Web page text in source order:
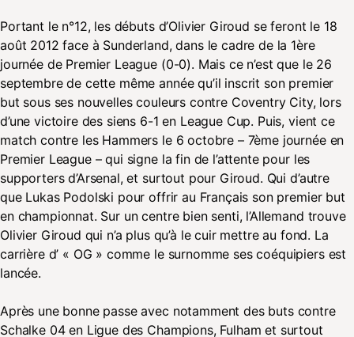
Portant le n°12, les débuts d’Olivier Giroud se feront le 18
août 2012 face à Sunderland, dans le cadre de la 1ère
journée de Premier League (0-0). Mais ce n’est que le 26
septembre de cette même année qu’il inscrit son premier
but sous ses nouvelles couleurs contre Coventry City, lors
d’une victoire des siens 6-1 en League Cup. Puis, vient ce
match contre les Hammers le 6 octobre – 7ème journée en
Premier League – qui signe la fin de l’attente pour les
supporters d’Arsenal, et surtout pour Giroud. Qui d’autre
que Lukas Podolski pour offrir au Français son premier but
en championnat. Sur un centre bien senti, l’Allemand trouve
Olivier Giroud qui n’a plus qu’à le cuir mettre au fond. La
carrière d’ « OG » comme le surnomme ses coéquipiers est
lancée.
Après une bonne passe avec notamment des buts contre
Schalke 04 en Ligue des Champions, Fulham et surtout